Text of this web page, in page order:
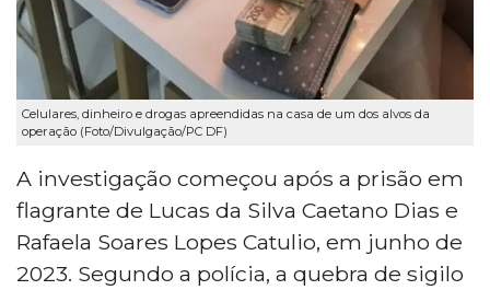
Celulares, dinheiro e drogas apreendidas na casa de um dos alvos da
operação (Foto/Divulgação/PC DF)
A investigação começou após a prisão em
flagrante de Lucas da Silva Caetano Dias e
Rafaela Soares Lopes Catulio, em junho de
2023. Segundo a polícia, a quebra de sigilo